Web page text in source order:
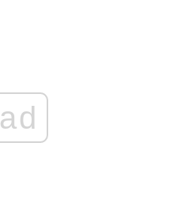
ad